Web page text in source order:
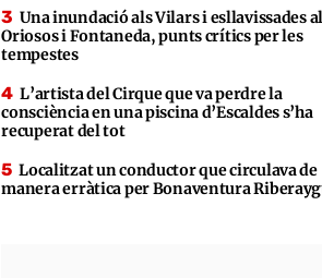
Una inundació als Vilars i esllavissades
Oriosos i Fontaneda, punts crítics per les
tempestes
L’artista del Cirque que va perdre la
consciència en una piscina d’Escaldes s’ha
recuperat del tot
Localitzat un conductor que circulava de
manera erràtica per Bonaventura